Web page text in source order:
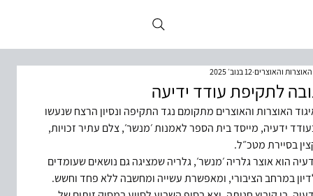
לתקיפת עודד ידיעה
האוצרות והאוצרים 12 בנוב׳ 2025
האוצרות והאוצרים מתקומם נגד התקיפה ונסיון הרצח שנעשו
ידעיה, מייסד בית הספר לאמנות ׳מנשר׳, צלם עתיר זכויות,
בסיירת מטכ״ל.
הוא אוצר גלריה ׳מנשר׳, גלריה שמציגה גם נושאים שעומדים
במרחב הציבורי, ומאפשרת עשייה ומחשבה ללא פחד וחשש.